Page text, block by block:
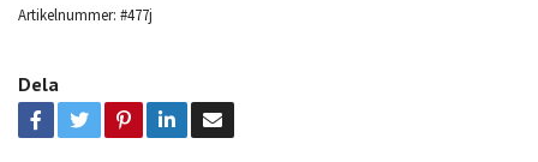
Artikelnummer: #477j
Dela